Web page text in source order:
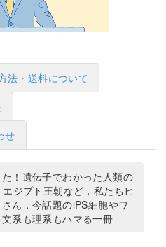
法・送料について
せ
！遺伝子でわかった人類の
ジプト王朝など，私たちヒ
ん．今話題のiPS細胞やワ
系も理系もハマる一冊